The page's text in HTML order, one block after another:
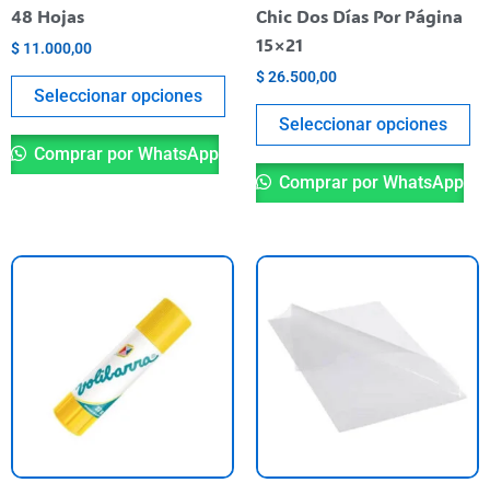
48 Hojas
$ 11.000,00
Seleccionar opciones
página
producto
Comprar por WhatsApp
Chic Dos Días Por Página
15×21
$26.500,00
Seleccionar opciones
Comprar por WhatsApp